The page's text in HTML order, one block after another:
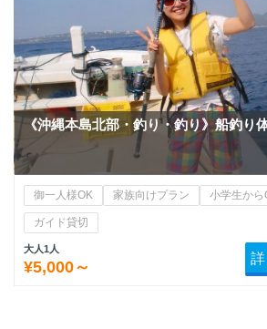
《沖縄本島北部・釣り・釣り》船釣り
御一人様OK 家族向けプラン 小学生から
ガイド貸切
大人1人
¥5,000～